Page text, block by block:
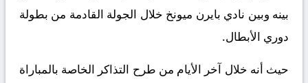
بينه وبين نادي بايرن ميونخ خلال الجولة القادمة من بطولة
دوري الأبطال.
حيث أنه خلال آخر الأيام من طرح التذاكر الخاصة بالمباراة